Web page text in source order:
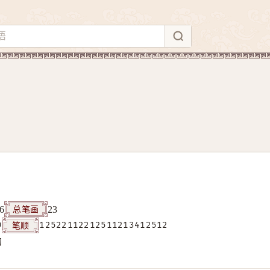
6 总笔画
23
笔顺
12522112212511213412512